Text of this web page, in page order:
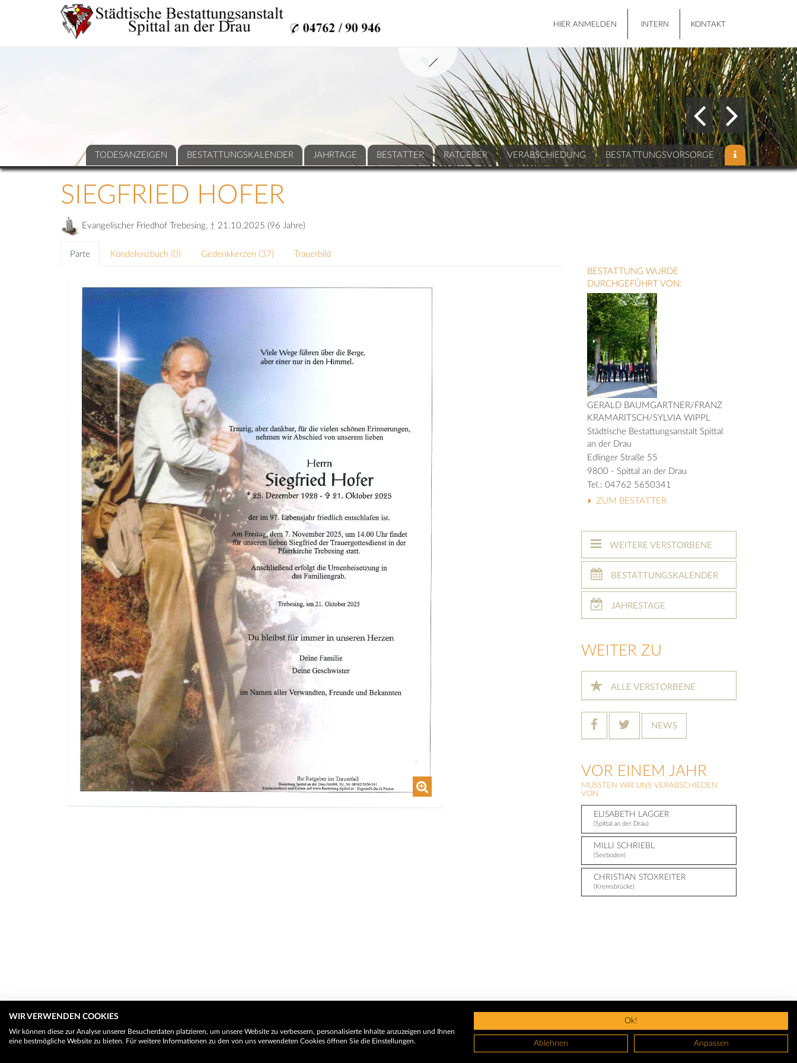
HIER ANMELDEN INTERN KONTAKT
TODESANZEIGEN BESTATTUNGSKALENDER JAHRTAGE BESTATTER RATGEBER VERABSCHIEDUNG BESTATTUNGSVORSORGE
SIEGFRIED HOFER
Evangelischer Friedhof Trebesing, † 21.10.2025 (96 Jahre)
Parte Kondolenzbuch (0) Gedenkkerzen (37)
Trauerbild
BESTATTUNG WURDE
DURCHGEFÜHRT VON:
GERALD BAUMGARTNER/FRANZ
KRAMARITSCH/SYLVIA WIPPL
Städtische Bestattungsanstalt Spittal
an der Drau
Edlinger Straße 55
9800 - Spittal an der Drau
Tel.: 04762 5650341
ZUM BESTATTER
WEITERE VERSTORBENE
BESTATTUNGSKALENDER
JAHRESTAGE
WEITER ZU
ALLE VERSTORBENE
NEWS
VOR EINEM JAHR
MUSSTEN WIR UNS VERABSCHIEDEN
VON
ELISABETH LAGGER
(Spittal an der Drau)
MILLI SCHRIEBL
(Seeboden)
CHRISTIAN STOXREITER
(Kremsbrücke)
WIR VERWENDEN COOKIES
Wir können diese zur Analyse unserer Besucherdaten platzieren, um unsere Website zu verbessern, personalisierte Inhalte anzuzeigen und Ihnen
eine bestmögliche Website zu bieten. Für weitere Informationen zu den von uns verwendeten Cookies öffnen Sie die Einstellungen.
Ok!
Ablehnen Anpassen